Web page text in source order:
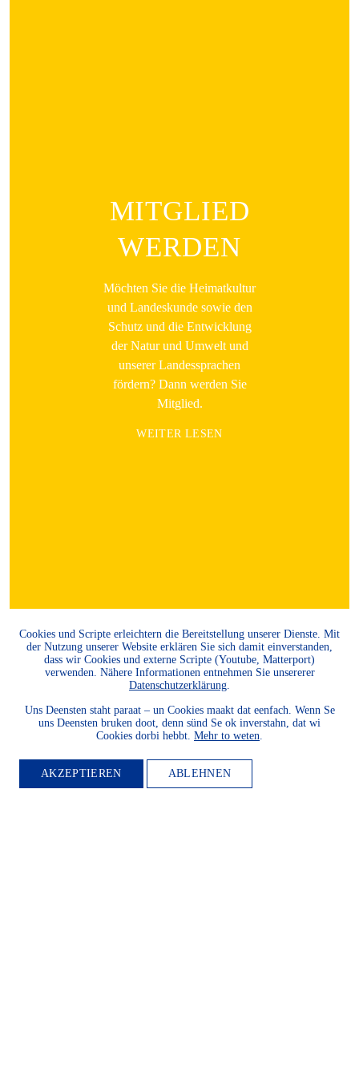
MITGLIED
WERDEN
Möchten Sie die Heimatkultur
und Landeskunde sowie den
Schutz und die Entwicklung
der Natur und Umwelt und
unserer Landessprachen
fördern? Dann werden Sie
Mitglied.
WEITER LESEN
Cookies und Scripte erleichtern die Bereitstellung unserer Dienste. Mit
der Nutzung unserer Website erklären Sie sich damit einverstanden,
dass wir Cookies und externe Scripte (Youtube, Matterport)
verwenden. Nähere Informationen entnehmen Sie unsererer
Datenschutzerklärung
Uns Deensten staht paraat – un Cookies maakt dat eenfach. Wenn Se
uns Deensten bruken doot, denn sünd Se ok inverstahn, dat wi
Cookies dorbi hebbt. Mehr to weten
AKZEPTIEREN ABLEHNEN